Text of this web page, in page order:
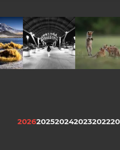
20262025202420232022